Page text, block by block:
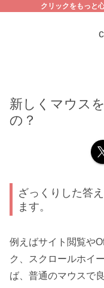
クリックをもっと
新しくマウス
の？
ざっくりした答
ます。
例えばサイト閲覧や
ク、スクロールホイ
ば、普通のマウスで